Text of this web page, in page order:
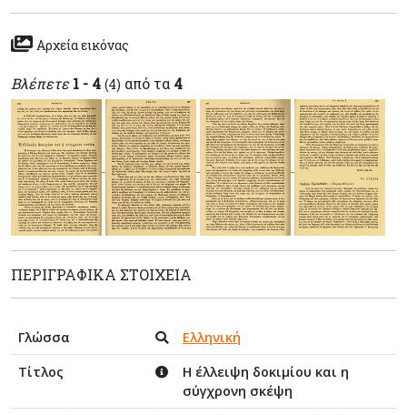
Αρχεία εικόνας
Βλέπετε 1 - 4 (4) από τα 4
ΠΕΡΙΓΡΑΦΙΚΆ ΣΤΟΙΧΕΊΑ
Γλώσσα
Ελληνική
Τίτλος
Η έλλειψη δοκιμίου και η
σύγχρονη σκέψη